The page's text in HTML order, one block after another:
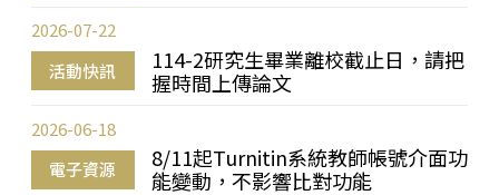
活動快訊
114-2研究生畢業離校截止日，請把
握時間上傳論文
2026-07-22
電子資源
8/11起Turnitin系統教師帳號介面功
能變動，不影響比對功能
2026-06-18